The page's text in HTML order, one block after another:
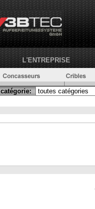
L'ENTREPRISE
catégorie: